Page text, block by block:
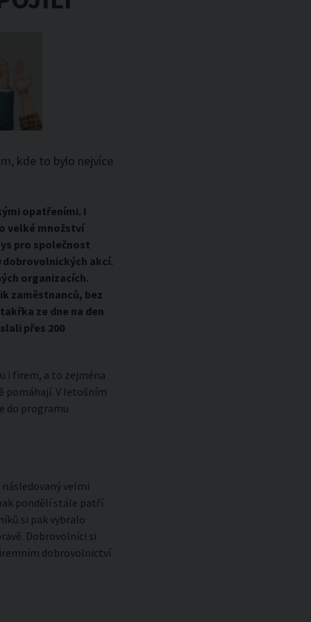
kde to bylo nejvíce
opatřeními. I
velké množství
pro společnost
akcí.
organizacích.
zaměstnanců, bez
ze dne na den
přes 200
i firem, a to zejména
pomáhají. V letošním
do programu
velmi
pondělí stále patří
si pak vybralo
Dobrovolníci si
dobrovolnictví